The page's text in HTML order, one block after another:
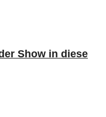
Show in diese